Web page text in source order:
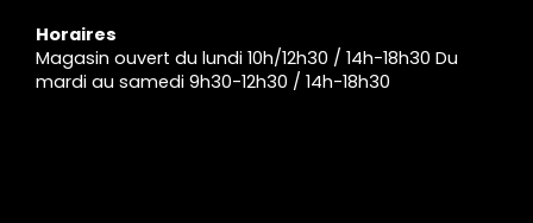
Horaires
Magasin ouvert du lundi 10h/12h30 / 14h-18h30 Du
mardi au samedi 9h30-12h30 / 14h-18h30